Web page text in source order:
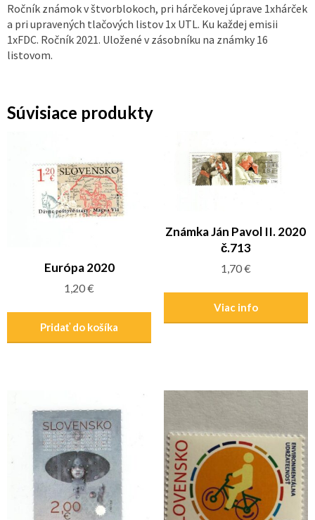
Ročník známok v štvorblokoch, pri hárčekovej úprave 1xhárček
a pri upravených tlačových listov 1x UTL. Ku každej emisii
1xFDC. Ročník 2021. Uložené v zásobníku na známky 16
listovom.
Súvisiace produkty
Európa 2020
1,20€
Pridať do košíka
Známka Ján Pavol II. 2020
č.713
1,70€
Viac info